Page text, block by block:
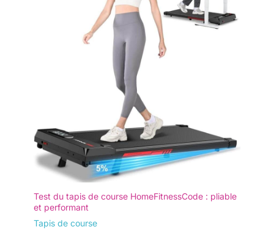
intégrées, vous pouvez le
déplacer sans effort vers le
bureau, la chambre ou toute
autre pièce. Son encombrement
réduit permet une installation
ASSEMBLAGE REQUIS : Le tapis
de course pliable FOUSAE est
conçu avec soin et prêt à
l'emploi dès sa sortie de
l'emballage. Il est équipé de
roulettes pour un transport
domicile, adapté à tous les
âges, et constitue le choix idéal
pour une salle de sport à
domicile ou comme cadeau.
Pour toute question, notre
un fonctionnement fluide et sûr. Idéal pour une utilisation à
domicile sans déranger le voisinage. Capacité de charge
jusqu'à 160 kg – pour une stabilité et une sécurité optimales
pour les adultes de toutes tailles. Comptez sur un moteur
fiable, même sous forte charge. 【Écran LED et télécommande
silencieuse】 L'écran LED clair affiche en un coup d'œil la
vitesse, le temps, la distance et les calories brûlées. Ce tapis
de marche compact peut être commandé par télécommande ou
via les boutons intégrés. La télécommande se fixe
magnétiquement sur le côté du tapis pour éviter de la perdre.
Un support pour appareil électronique permet d'y placer un
smartphone ou une tablette. 【Tapis de course avec poignées
pliables】 Ce tapis de course avec poignées offre une plus
grande praticité. Vous pouvez le placer sous votre bureau et
l'utiliser comme tapis de marche bureau tout en travaillant,
sans être gêné par une barre d'appui. Dépliez simplement les
poignées pour fixer votre appareil électronique, connectez-
vous à l'application et contrôlez le tapis de course grâce aux
boutons intégrés. 【Gain de place et montage facile】 Vous
n'avez pas envie de passer des heures à monter un tapis de
entièrement monté. Déballez-le, installez-le et commencez à
marcher. Facile à déplacer grâce à ses roulettes de transport.
Se glisse sous n'importe quel canapé ou derrière une porte,
pour un salon toujours bien rangé. Idéal pour les personnes
Test du tapis de course HomeFitnessCode : pliable
et performant
Tapis de course